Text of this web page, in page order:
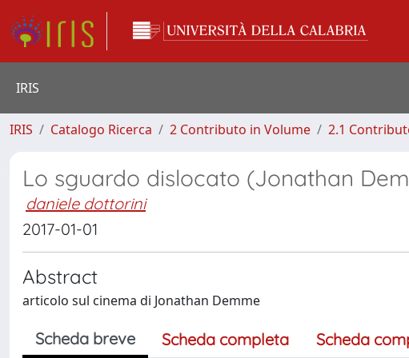
IRIS
IRIS Catalogo Ricerca 2 Contributo in Volume 2.1
Lo sguardo dislocato (Jonathan
daniele dottorini
2017-01-01
Abstract
articolo sul cinema di Jonathan Demme
Scheda breve Scheda completa Scheda